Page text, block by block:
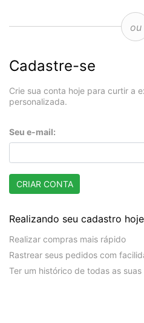
ou
Cadastre-se
Crie sua conta hoje para curtir a
personalizada.
Seu e-mail:
CRIAR CONTA
Realizando seu cadastro
Realizar compras mais rápido
Rastrear seus pedidos com
Ter um histórico de todas as